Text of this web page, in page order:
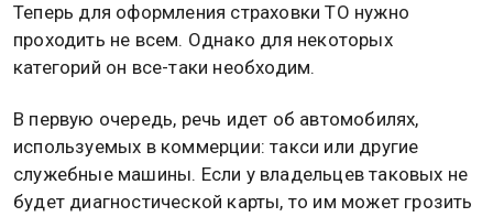
Теперь для оформления страховки ТО нужно
проходить не всем. Однако для некоторых
категорий он все-таки необходим.
В первую очередь, речь идет об автомобилях,
используемых в коммерции: такси или другие
служебные машины. Если у владельцев таковых не
будет диагностической карты, то им может грозить